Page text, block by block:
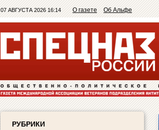
07 АВГУСТА 2026 16:14 О газете Об Альфе
РУБРИКИ